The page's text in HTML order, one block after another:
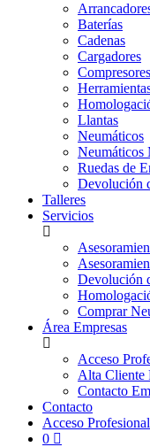
Baterías
Cadenas
Cargadores
Compresores
Llantas
Neumáticos
Neumáticos
Ruedas de
Devolución
Talleres
Servicios
Devolución
Comprar
Área Empresas
Acceso
Alta Cliente
Contacto
Contacto
Acceso
0